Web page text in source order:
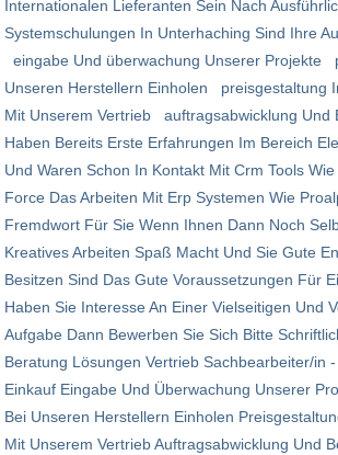
Internationalen Lieferanten Sein Nach
Systemschulungen In Unterhaching Sind Ihre
eingabe Und überwachung Unserer Projekte
Unseren Herstellern Einholen preisgestaltung
Mit Unserem Vertrieb auftragsabwicklung Und
Haben Bereits Erste Erfahrungen Im Bereich
Und Waren Schon In Kontakt Mit Crm Tools
Force Das Arbeiten Mit Erp Systemen Wie
Fremdwort Für Sie Wenn Ihnen Dann Noch
Kreatives Arbeiten Spaß Macht Und Sie Gute
Besitzen Sind Das Gute Voraussetzungen Für
Haben Sie Interesse An Einer Vielseitigen Und
Aufgabe Dann Bewerben Sie Sich Bitte
Beratung Lösungen Vertrieb Sachbearbeiter/in
Einkauf Eingabe Und Überwachung Unserer
Bei Unseren Herstellern Einholen
Mit Unserem Vertrieb Auftragsabwicklung Und